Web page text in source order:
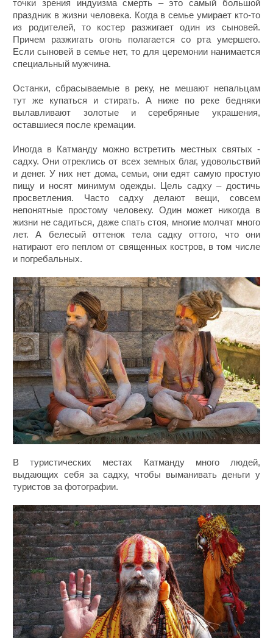
точки зрения индуизма смерть – это самый большой
праздник в жизни человека. Когда в семье умирает кто-то
из родителей, то костер разжигает один из сыновей.
Причем разжигать огонь полагается со рта умершего.
Если сыновей в семье нет, то для церемонии нанимается
специальный мужчина.
Останки, сбрасываемые в реку, не мешают непальцам
тут же купаться и стирать. А ниже по реке бедняки
вылавливают золотые и серебряные украшения,
оставшиеся после кремации.
Иногда в Катманду можно встретить местных святых -
садху. Они отреклись от всех земных благ, удовольствий
и денег. У них нет дома, семьи, они едят самую простую
пищу и носят минимум одежды. Цель садху – достичь
просветления. Часто садху делают вещи, совсем
непонятные простому человеку. Один может никогда в
жизни не садиться, даже спать стоя, многие молчат много
лет. А белесый оттенок тела садку оттого, что они
натирают его пеплом от священных костров, в том числе
и погребальных.
В туристических местах Катманду много людей,
выдающих себя за садху, чтобы выманивать деньги у
туристов за фотографии.